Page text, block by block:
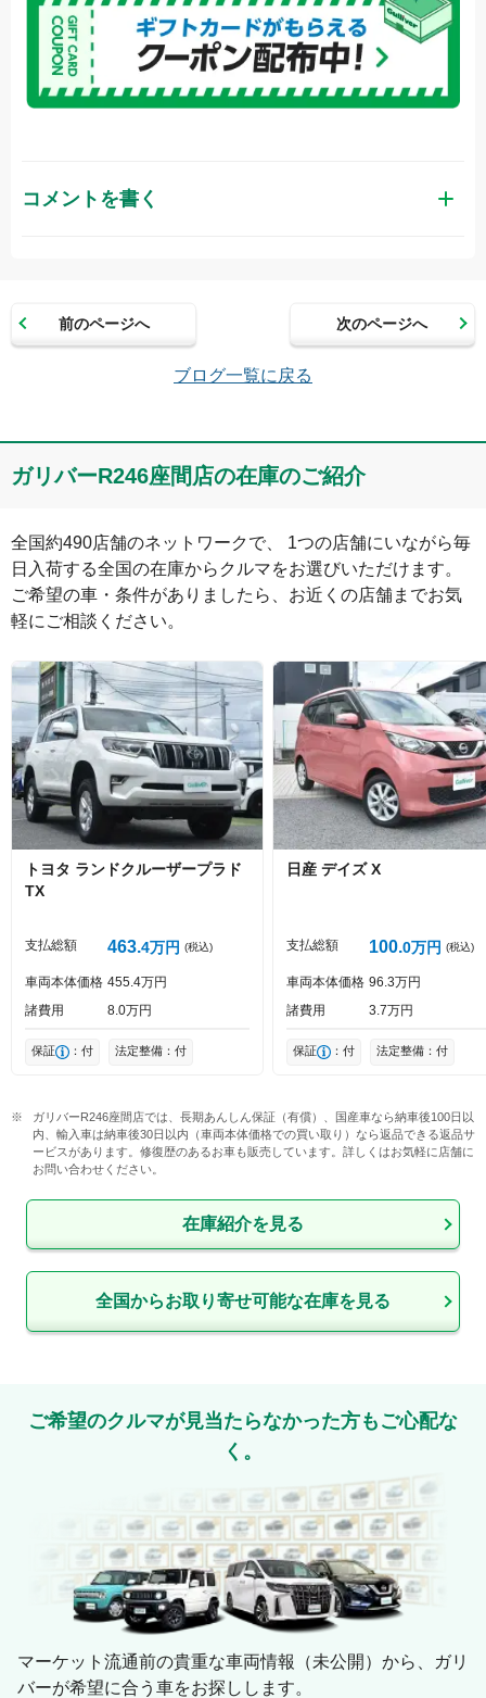
コメントを書く
メールアドレス（半角英数）
コメント
絵文字は投稿時に削除します 0 文字/140文字
Captcha
前のページへ 次のページへ
ブログ一覧に戻る
ガリバーR246座間店の在庫のご紹介
全国約490店舗のネットワークで、 1つの店舗にいながら毎
日入荷する全国の在庫からクルマをお選びいただけます。
ご希望の車・条件がありましたら、お近くの店舗までお気
軽にご相談ください。
トヨタ ランドクルーザープラド
TX
支払総額 463 4万円 (税込)
車両本体価格 455 4万円
諸費用
8 0万円
保証 ：付 法定整備：付
日産 デイズ X
支払総額 100 0万円 (税込)
車両本体価格 96 3万円
諸費用
3 7万円
保証 ：付 法定整備：付
ガリバーR246座間店では、長期あんしん保証（有償）、国産車なら納車後100日以
内、輸入車は納車後30日以内（車両本体価格での買い取り）なら返品できる返品サ
ービスがあります。修復歴のあるお車も販売しています。詳しくはお気軽に店舗に
お問い合わせください。
在庫紹介を見る
全国からお取り寄せ可能な在庫を見る
ご希望のクルマが見当たらなかった方もご心配な
く。
マーケット流通前の貴重な車両情報（未公開）から、ガリ
バーが希望に合う車をお探しします。